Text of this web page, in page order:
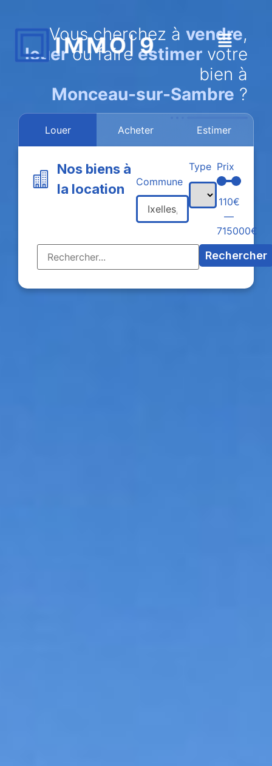
Vous cherchez à vendre,
louerou faire estimer votre
bien à
Monceau-sur-Sambre ?
Louer Acheter Estimer
Nos biens à
la location
Prix
110€
—
715000€
Type
Commune
Rechercher